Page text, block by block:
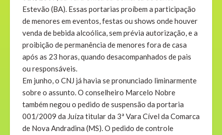
Estevão (BA). Essas portarias proíbem a participação
de menores em eventos, festas ou shows onde houver
venda de bebida alcoólica, sem prévia autorização, e a
proibição de permanência de menores fora de casa
após as 23 horas, quando desacompanhados de pais
ou responsáveis.
Em junho, o CNJ já havia se pronunciado liminarmente
sobre o assunto. O conselheiro Marcelo Nobre
também negou o pedido de suspensão da portaria
001/2009 da Juíza titular da 3ª Vara Cível da Comarca
de Nova Andradina (MS). O pedido de controle